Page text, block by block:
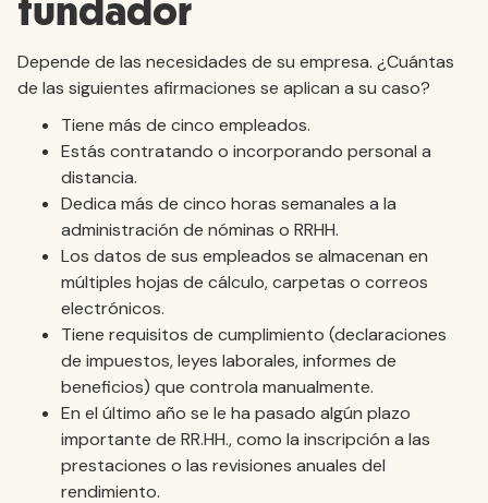
fundador
Depende de las necesidades de su empresa. ¿Cuántas
de las siguientes afirmaciones se aplican a su caso?
Tiene más de cinco empleados.
Estás contratando o incorporando personal a
distancia.
Dedica más de cinco horas semanales a la
administración de nóminas o RRHH.
Los datos de sus empleados se almacenan en
múltiples hojas de cálculo, carpetas o correos
electrónicos.
Tiene requisitos de cumplimiento (declaraciones
de impuestos, leyes laborales, informes de
beneficios) que controla manualmente.
En el último año se le ha pasado algún plazo
importante de RR.HH., como la inscripción a las
prestaciones o las revisiones anuales del
rendimiento.